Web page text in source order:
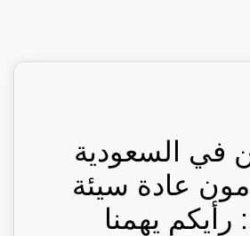
في السعودية
عادة سيئة
رأيكم يهمنا